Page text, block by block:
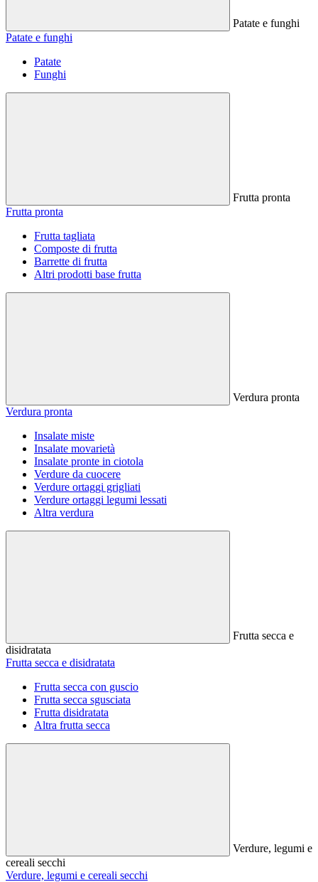
Patate e funghi
Patate e funghi
Patate
Funghi
Frutta pronta
Frutta pronta
Frutta tagliata
Composte di frutta
Barrette di frutta
Altri prodotti base frutta
Verdura pronta
Verdura pronta
Insalate miste
Insalate movarietà
Insalate pronte in ciotola
Verdure da cuocere
Verdure ortaggi grigliati
Verdure ortaggi legumi lessati
Altra verdura
Frutta secca e
disidratata
Frutta secca e disidratata
Frutta secca con guscio
Frutta secca sgusciata
Frutta disidratata
Altra frutta secca
Verdure, legumi e
cereali secchi
Verdure, legumi e cereali secchi